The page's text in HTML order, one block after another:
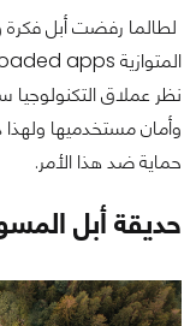
لطالما رفضت أبل فكرة
نظر عملاق التكنولوجيا
وأمان مستخدميها ولهذا
حماية ضد هذا الأمر.
حديقة أبل